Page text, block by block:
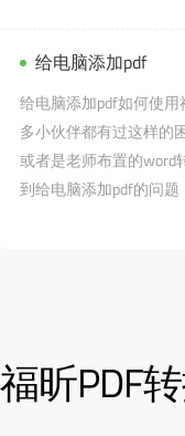
给电脑添加pdf
给电脑添加pdf如何使用
多小伙伴都有过这样的
或者是老师布置的word
到给电脑添加pdf的问题
福昕PDF